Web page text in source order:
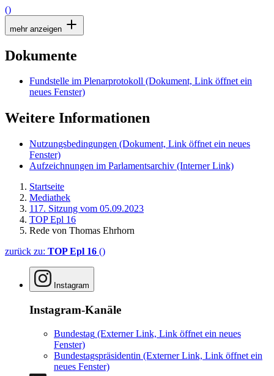
()
mehr anzeigen
Dokumente
Fundstelle im Plenarprotokoll (Dokument, Link öffnet ein
neues Fenster)
Weitere Informationen
Nutzungsbedingungen (Dokument, Link öffnet ein neues
Fenster)
Aufzeichnungen im Parlamentsarchiv (Interner Link)
Startseite
Mediathek
117. Sitzung vom 05.09.2023
TOP Epl 16
Rede von Thomas Ehrhorn
zurück zu: TOP Epl 16 ()
Instagram
Instagram-Kanäle
Bundestag (Externer Link, Link öffnet ein neues
Fenster)
Bundestagspräsidentin (Externer Link, Link öffnet ein
neues Fenster)